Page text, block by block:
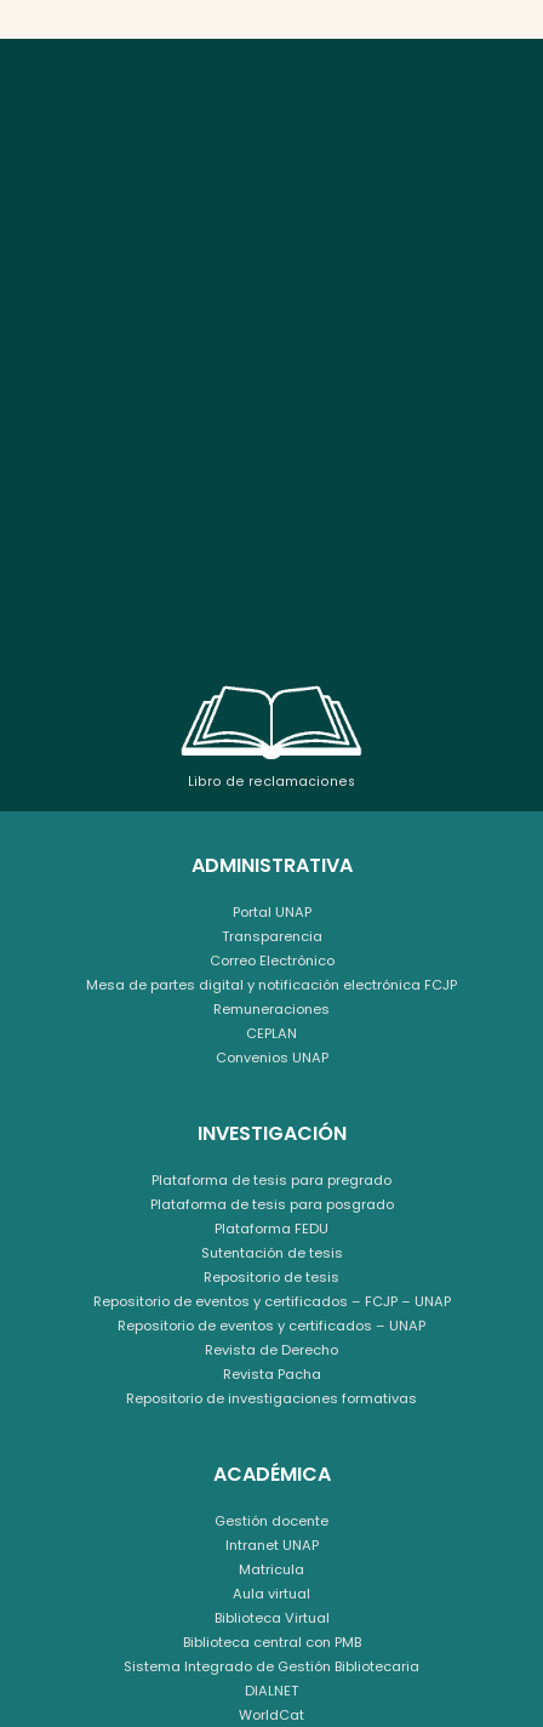
Libro de reclamaciones
ADMINISTRATIVA
Portal UNAP
Transparencia
Correo Electrónico
Mesa de partes digital y notificación electrónica FCJP
Remuneraciones
CEPLAN
Convenios UNAP
INVESTIGACIÓN
Plataforma de tesis para pregrado
Plataforma de tesis para posgrado
Plataforma FEDU
Sutentación de tesis
Repositorio de tesis
Repositorio de eventos y certificados – FCJP – UNAP
Repositorio de eventos y certificados – UNAP
Revista de Derecho
Revista Pacha
Repositorio de investigaciones formativas
ACADÉMICA
Gestión docente
Intranet UNAP
Matricula
Aula virtual
Biblioteca Virtual
Biblioteca central con PMB
Sistema Integrado de Gestión Bibliotecaria
DIALNET
WorldCat